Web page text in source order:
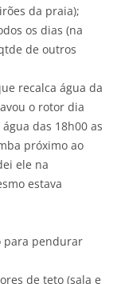
da praia);
os dias (na
de outros
recalca água da
o rotor dia
das 18h00 as
próximo ao
ele na
estava
para pendurar
de teto (sala e